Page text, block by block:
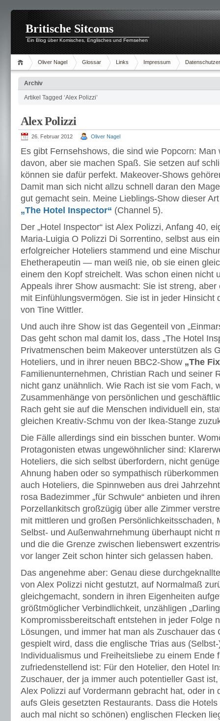
Britische Sitcoms
Ein Blog über Komisches, Englisches und Fernsehen
Oliver Nagel Glossar Links Impressum
Archiv
Artikel Tagged ‘Alex Polizzi’
Alex Polizzi
26. Februar 2012 Oliver Nagel
Es gibt Fernsehshows, die sind wie Popcorn: Man
davon, aber sie machen Spaß. Sie setzen auf
können sie dafür perfekt. Makeover-Shows
Damit man sich nicht allzu schnell daran den
gut gemacht sein. Meine Lieblings-Show dieser
„The Hotel Inspector“ (Channel 5).
Der „Hotel Inspector“ ist Alex Polizzi, Anfang 40,
Maria-Luigia O Polizzi Di Sorrentino, selbst aus
erfolgreicher Hoteliers stammend und eine
Ehetherapeutin — man weiß nie, ob sie einen
einem den Kopf streichelt. Was schon einen nicht
Appeals ihrer Show ausmacht: Sie ist streng,
mit Einfühlungsvermögen. Sie ist in jeder Hinsicht
von Tine Wittler.
Und auch ihre Show ist das Gegenteil von
Das geht schon mal damit los, dass „The Hotel
Privatmenschen beim Makeover unterstützen als
Hoteliers, und in ihrer neuen BBC2-Show „The
Familienunternehmen, Christian Rach und seiner
nicht ganz unähnlich. Wie Rach ist sie vom Fach,
Zusammenhänge von persönlichen und
Rach geht sie auf die Menschen individuell ein,
gleichen Kreativ-Schmu von der Ikea-Stange
Die Fälle allerdings sind ein bisschen bunter.
Protagonisten etwas ungewöhnlicher sind:
Hoteliers, die sich selbst überfordern, nicht
Ahnung haben oder so sympathisch
auch Hoteliers, die Spinnweben aus drei
rosa Badezimmer „für Schwule“ anbieten und
Porzellankitsch großzügig über alle Zimmer
mit mittleren und großen Persönlichkeitsschaden,
Selbst- und Außenwahrnehmung überhaupt nicht
und die die Grenze zwischen liebenswert
vor langer Zeit schon hinter sich gelassen haben.
Das angenehme aber: Genau diese
von Alex Polizzi nicht gestutzt, auf Normalmaß
gleichgemacht, sondern in ihren Eigenheiten
größtmöglicher Verbindlichkeit, unzähligen
Kompromissbereitschaft entstehen in jeder Folge
Lösungen, und immer hat man als Zuschauer das
gespielt wird, dass die englische Trias aus
Individualismus und Freiheitsliebe zu einem Ende
zufriedenstellend ist: Für den Hotelier, den Hotel
Zuschauer, der ja immer auch potentieller Gast
Alex Polizzi auf Vordermann gebracht hat, oder in
aufs Gleis gesetzten Restaurants. Dass die
auch mal nicht so schönen) englischen Flecken